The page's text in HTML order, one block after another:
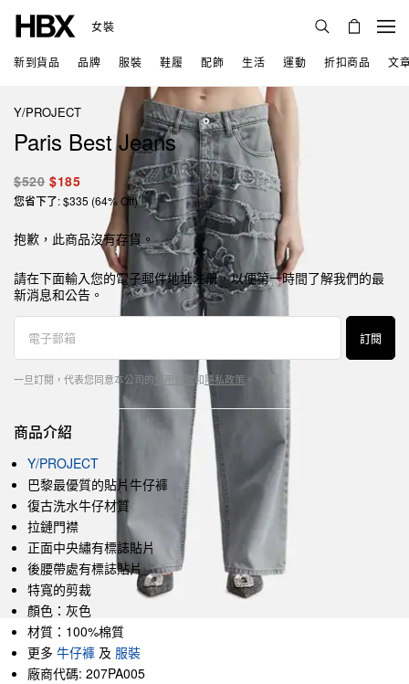
女裝
新到貨品 品牌 服裝 鞋履 配飾 生活 運動 折扣商品 文
Y/PROJECT
Paris Best Jeans
$520 $185
您省下了: $335 (64% Off)
抱歉，此商品沒有存貨。
請在下面輸入您的電子郵件地址注册，以便第一時間了解我們的最
新消息和公告。
訂閱
一旦訂閱，代表您同意本公司的 使用條款和隱私政策 。
商品介紹
Y/PROJECT
巴黎最優質的貼片牛仔褲
復古洗水牛仔材質
拉鏈門襟
正面中央繡有標誌貼片
後腰帶處有標誌貼片
特寬的剪裁
顏色：灰色
材質：100%棉質
更多 牛仔褲 及 服裝
廠商代碼: 207PA005